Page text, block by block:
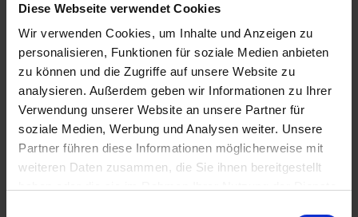
Diese Webseite verwendet Cookies
Wir verwenden Cookies, um Inhalte und Anzeigen zu
personalisieren, Funktionen für soziale Medien anbieten
zu können und die Zugriffe auf unsere Website zu
analysieren. Außerdem geben wir Informationen zu Ihrer
Verwendung unserer Website an unsere Partner für
soziale Medien, Werbung und Analysen weiter. Unsere
Partner führen diese Informationen möglicherweise mit
weiteren Daten zusammen, die Sie ihnen bereitgestellt
7,90 €
inkl. ges. USt.,zzgl. Versandkosten
Sofort versandfertig, Lieferzeit ca. 2-4 Werktage innerhalb
Deutschlands
In denWarenkorb
Merken
Artikel Nr.: 7260861